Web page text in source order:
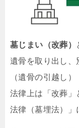
墓じまい（改葬）
遺骨を取り出し、
（遺骨の引越し）
法律上は「改葬」
法律（墓埋法）」